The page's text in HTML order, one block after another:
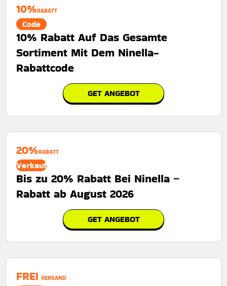
10%RABATT
Code
10% Rabatt Auf Das Gesamte
Sortiment Mit Dem Ninella-
Rabattcode
GET ANGEBOT
20%RABATT
Verkauf
Bis zu 20% Rabatt Bei Ninella –
Rabatt ab August 2026
GET ANGEBOT
FREI VERSAND